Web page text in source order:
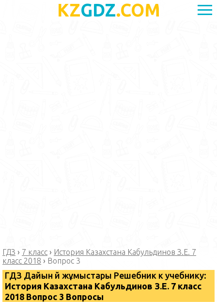
KZGDZ.COM
ГДЗ › 7 класс › История Казахстана Кабульдинов З.Е. 7
класс 2018 › Вопрос 3
ГДЗ Дайын үй жұмыстары Решебник к учебнику:
История Казахстана Кабульдинов З.Е. 7 класс
2018 Вопрос 3 Вопросы